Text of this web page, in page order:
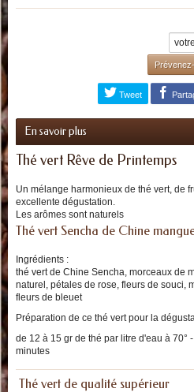
Tweet
En savoir plus
Thé vert Rêve de Printemps
Un mélange harmonieux de thé vert, de
excellente dégustation.
Les arômes sont naturels
Thé vert Sencha de Chine
Ingrédients :
thé vert de Chine Sencha, morceaux de
naturel, pétales de rose, fleurs de souci,
fleurs de bleuet
Préparation de ce thé vert pour la
de 12 à 15 gr de thé par litre d'eau à 70°
minutes
Thé vert de qualité supérieur